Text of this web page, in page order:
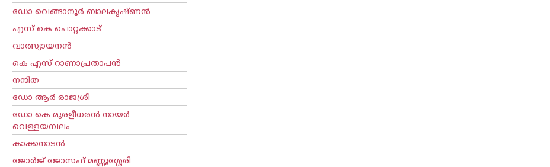
ഡോ വെങ്ങാനൂര്‍ ബാലകൃഷ്ണന്‍
എസ്‌ കെ പൊറ്റക്കാട്‌
വാത്സ്യായനന്‍
കെ എസ് റാണാപ്രതാപന്‍
നന്ദിത
ഡോ ആര്‍ രാജശ്രീ
ഡോ കെ മുരളീധരന്‍ നായര്‍
വെള്ളയമ്പലം
കാക്കനാടന്‍
ജോര്‍ജ് ജോസഫ് മണ്ണൂശ്ശേരി